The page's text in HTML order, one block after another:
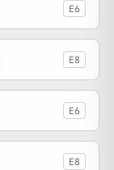
E6
E8
E6
E8